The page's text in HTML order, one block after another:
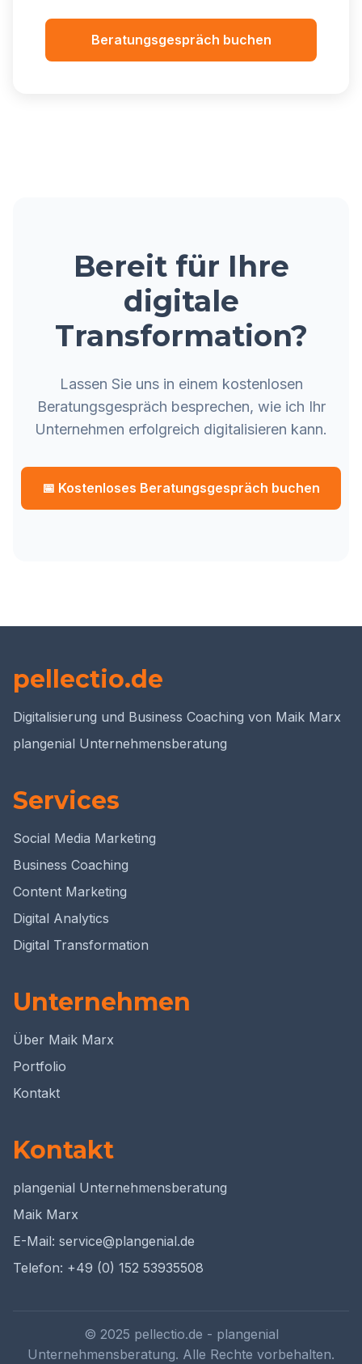
Beratungsgespräch buchen
Bereit für Ihre
digitale
Transformation?
Lassen Sie uns in einem kostenlosen
Beratungsgespräch besprechen, wie ich Ihr
Unternehmen erfolgreich digitalisieren kann.
📅 Kostenloses Beratungsgespräch buchen
pellectio.de
Digitalisierung und Business Coaching von Maik Marx
plangenial Unternehmensberatung
Services
Social Media Marketing
Business Coaching
Content Marketing
Digital Analytics
Digital Transformation
Unternehmen
Über Maik Marx
Portfolio
Kontakt
Kontakt
plangenial Unternehmensberatung
Maik Marx
E-Mail: service@plangenial.de
Telefon: +49 (0) 152 53935508
© 2025 pellectio.de - plangenial
Unternehmensberatung. Alle Rechte vorbehalten.